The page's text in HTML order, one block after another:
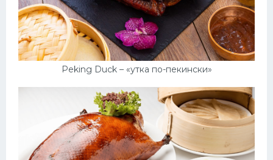
Peking Duck – «утка по-пекински»